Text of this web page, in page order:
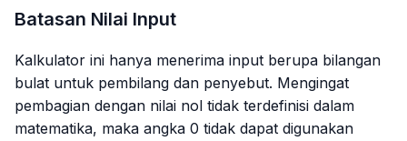
Batasan Nilai Input
Kalkulator ini hanya menerima input berupa bilangan
bulat untuk pembilang dan penyebut. Mengingat
pembagian dengan nilai nol tidak terdefinisi dalam
matematika, maka angka 0 tidak dapat digunakan